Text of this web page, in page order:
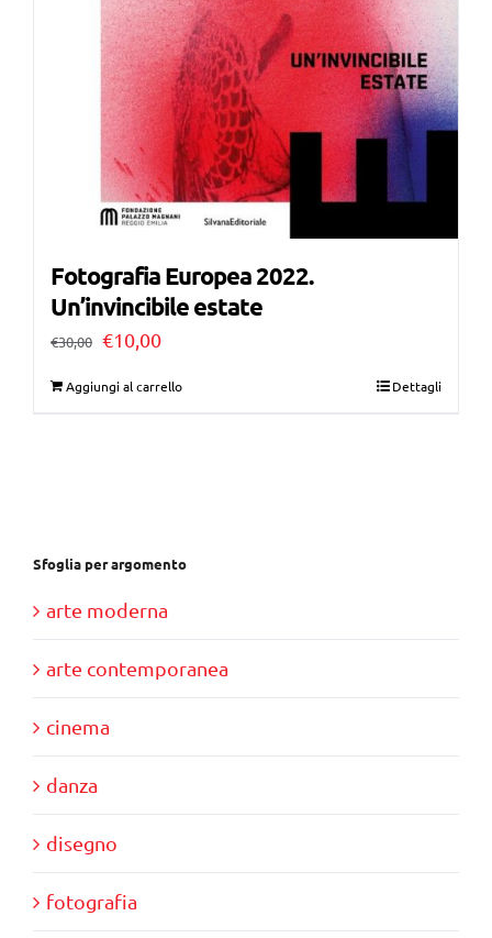
Fotografia Europea 2022.
Un’invincibile estate
€30,00 Il
€10,00Il
Aggiungi al carrello Dettagli
Sfoglia per argomento
arte moderna
arte contemporanea
cinema
danza
disegno
fotografia